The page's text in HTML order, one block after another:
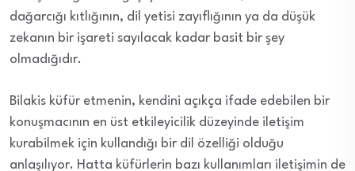
dağarcığı kıtlığının, dil yetisi zayıflığının ya da düşük
zekanın bir işareti sayılacak kadar basit bir şey
olmadığıdır.
Bilakis küfür etmenin, kendini açıkça ifade edebilen bir
konuşmacının en üst etkileyicilik düzeyinde iletişim
kurabilmek için kullandığı bir dil özelliği olduğu
anlaşılıyor. Hatta küfürlerin bazı kullanımları iletişimin de